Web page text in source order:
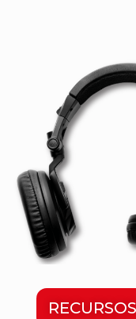
RECURSOS